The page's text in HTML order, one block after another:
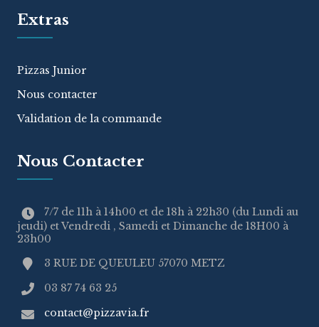
Extras
Pizzas Junior
Nous contacter
Validation de la commande
Nous Contacter
7/7 de 11h à 14h00 et de 18h à 22h30 (du Lundi au
jeudi) et Vendredi , Samedi et Dimanche de 18H00 à
23h00
3 RUE DE QUEULEU 57070 METZ
03 87 74 63 25
contact@pizzavia.fr